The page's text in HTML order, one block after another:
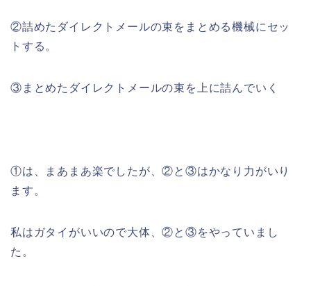
②詰めたダイレクトメールの束をまとめる機械にセッ
トする。
③まとめたダイレクトメールの束を上に詰んでいく
①は、まあまあ楽でしたが、②と③はかなり力がいり
ます。
私はガタイがいいので大体、②と③をやっていまし
た。